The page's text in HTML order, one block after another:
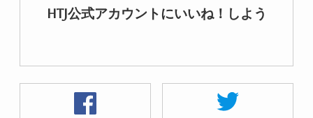
HTJ公式アカウントにいいね！しよう